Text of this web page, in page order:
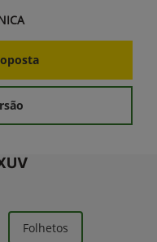
Folhetos